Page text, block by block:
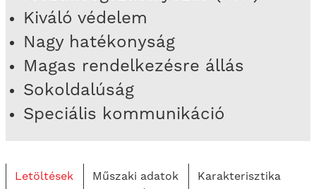
Kiváló védelem
Nagy hatékonyság
Magas rendelkezésre állás
Sokoldalúság
Speciális kommunikáció
Letöltések Műszaki adatok
Karakterisztika